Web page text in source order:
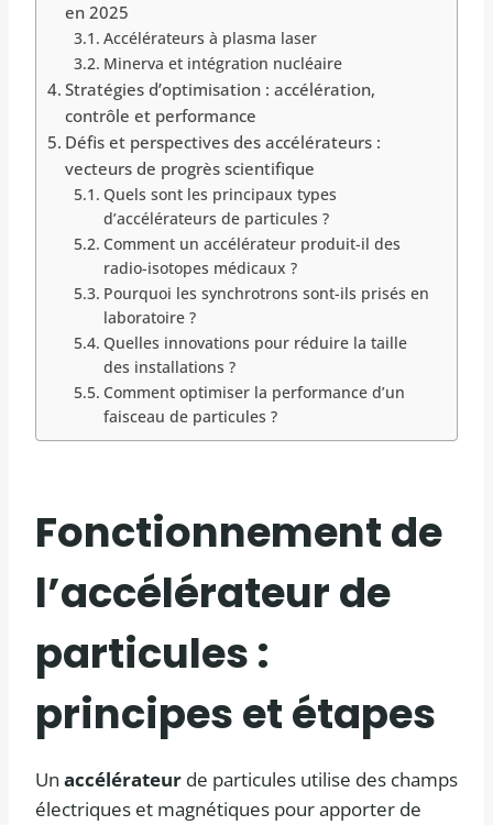
en 2025
Accélérateurs à plasma laser
Minerva et intégration nucléaire
Stratégies d’optimisation : accélération,
contrôle et performance
Défis et perspectives des accélérateurs :
vecteurs de progrès scientifique
Quels sont les principaux types
d’accélérateurs de particules ?
Comment un accélérateur produit-il des
radio-isotopes médicaux ?
Pourquoi les synchrotrons sont-ils prisés en
laboratoire ?
Quelles innovations pour réduire la taille
des installations ?
Comment optimiser la performance d’un
faisceau de particules ?
Fonctionnement de
l’accélérateur de
particules :
principes et étapes
Un accélérateur de particules utilise des champs
électriques et magnétiques pour apporter de